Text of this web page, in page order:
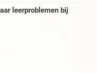
leerproblemen bij